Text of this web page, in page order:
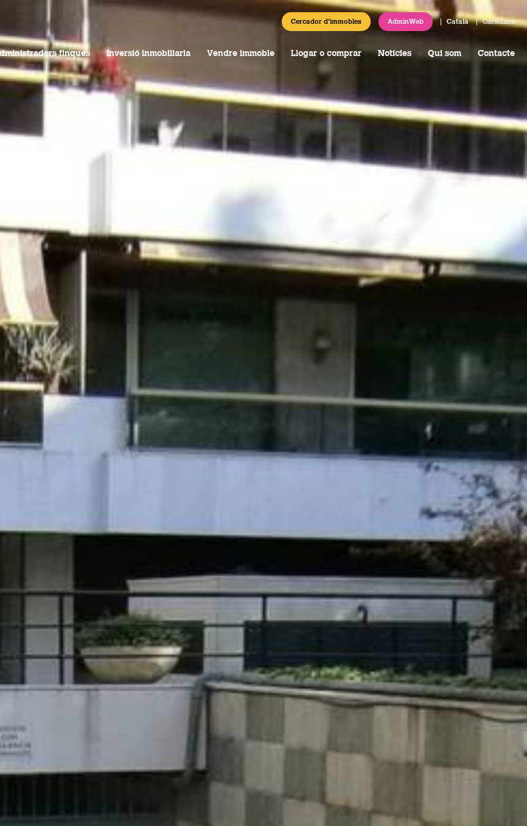
Cercador d'immobles AdminWeb Català Castellano
finques Inversió inmobiliaria Vendre immoble Llogar o comprar Notícies Qui som Contacte
110,00€